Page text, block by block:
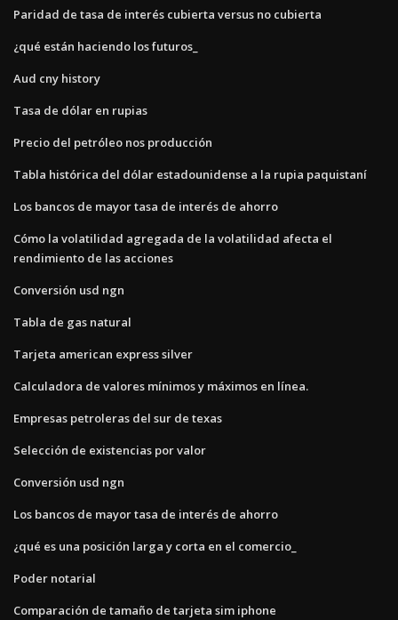
Paridad de tasa de interés cubierta versus no cubierta
¿qué están haciendo los futuros_
Aud cny history
Tasa de dólar en rupias
Precio del petróleo nos producción
Tabla histórica del dólar estadounidense a la rupia paquistaní
Los bancos de mayor tasa de interés de ahorro
Cómo la volatilidad agregada de la volatilidad afecta el
rendimiento de las acciones
Conversión usd ngn
Tabla de gas natural
Tarjeta american express silver
Calculadora de valores mínimos y máximos en línea.
Empresas petroleras del sur de texas
Selección de existencias por valor
Conversión usd ngn
Los bancos de mayor tasa de interés de ahorro
¿qué es una posición larga y corta en el comercio_
Poder notarial
Comparación de tamaño de tarjeta sim iphone